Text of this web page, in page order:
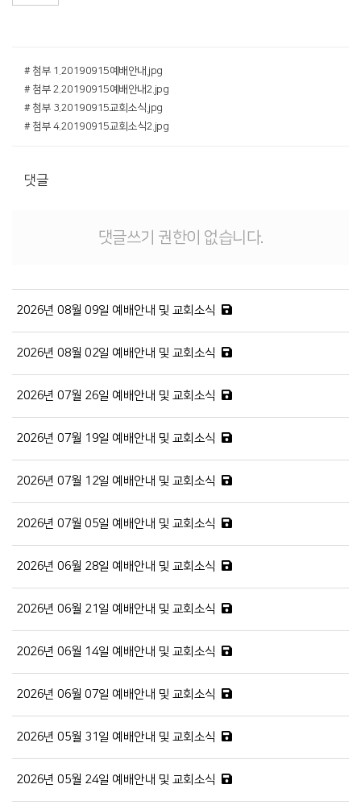
# 첨부 1.20190915예배안내.jpg
# 첨부 2.20190915예배안내2.jpg
# 첨부 3.20190915교회소식.jpg
# 첨부 4.20190915교회소식2.jpg
댓글
댓글쓰기 권한이 없습니다.
2026년 08월 09일 예배안내 및 교회소식
2026년 08월 02일 예배안내 및 교회소식
2026년 07월 26일 예배안내 및 교회소식
2026년 07월 19일 예배안내 및 교회소식
2026년 07월 12일 예배안내 및 교회소식
2026년 07월 05일 예배안내 및 교회소식
2026년 06월 28일 예배안내 및 교회소식
2026년 06월 21일 예배안내 및 교회소식
2026년 06월 14일 예배안내 및 교회소식
2026년 06월 07일 예배안내 및 교회소식
2026년 05월 31일 예배안내 및 교회소식
2026년 05월 24일 예배안내 및 교회소식